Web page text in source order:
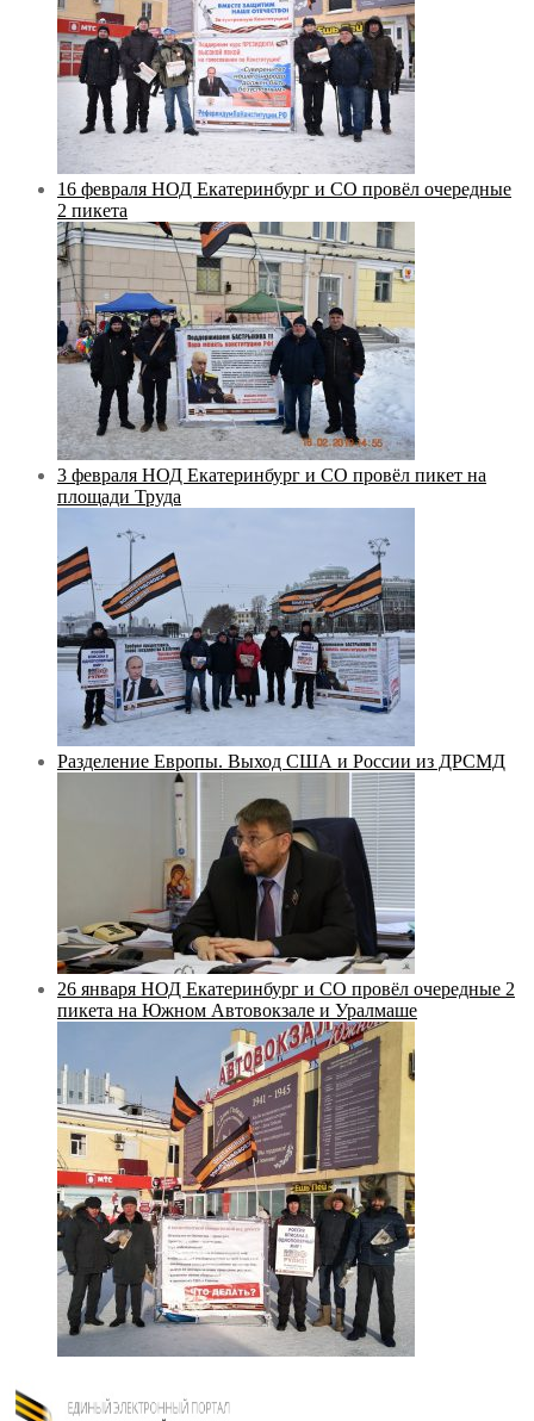
16 февраля НОД Екатеринбург и СО провёл очередные
2 пикета
3 февраля НОД Екатеринбург и СО провёл пикет на
площади Труда
Разделение Европы. Выход США и России из ДРСМД
26 января НОД Екатеринбург и СО провёл очередные 2
пикета на Южном Автовокзале и Уралмаше